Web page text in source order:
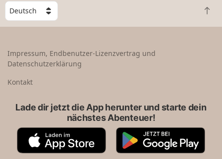
W
h
e
n
Z
u
Impressum, Endbenutzer-Lizenzvertrag und
Datenschutzerklärung
Kontakt
Lade dir jetzt die App herunter und starte dein
nächstes Abenteuer!
A
p
G
o